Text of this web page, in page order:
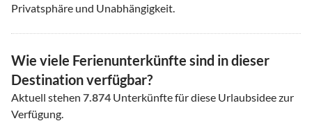
Privatsphäre und Unabhängigkeit.
Wie viele Ferienunterkünfte sind in dieser
Destination verfügbar?
Aktuell stehen 7.874 Unterkünfte für diese Urlaubsidee zur
Verfügung.